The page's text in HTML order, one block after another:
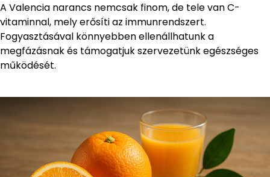
A Valencia narancs nemcsak finom, de tele van C-
vitaminnal, mely erősíti az immunrendszert.
Fogyasztásával könnyebben ellenállhatunk a
megfázásnak és támogatjuk szervezetünk egészséges
működését.